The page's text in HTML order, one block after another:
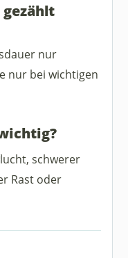
gezählt
nur
nur bei wichtigen
schwerer
Rast oder